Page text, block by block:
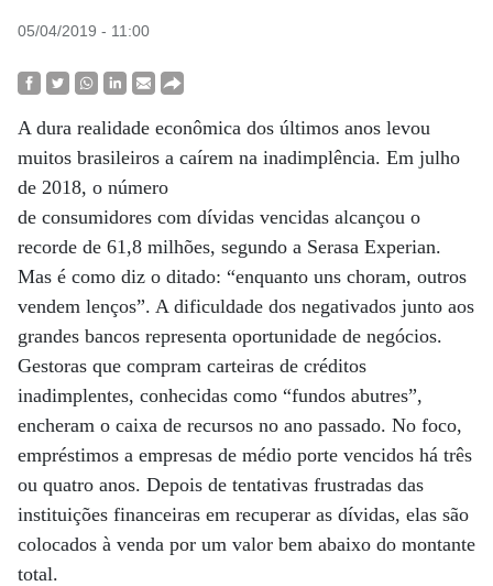
05/04/2019 - 11:00
A dura realidade econômica dos últimos anos levou
muitos brasileiros a caírem na inadimplência. Em julho
de 2018, o número
de consumidores com dívidas vencidas alcançou o
recorde de 61,8 milhões, segundo a Serasa Experian.
Mas é como diz o ditado: “enquanto uns choram, outros
vendem lenços”. A dificuldade dos negativados junto aos
grandes bancos representa oportunidade de negócios.
Gestoras que compram carteiras de créditos
inadimplentes, conhecidas como “fundos abutres”,
encheram o caixa de recursos no ano passado. No foco,
empréstimos a empresas de médio porte vencidos há três
ou quatro anos. Depois de tentativas frustradas das
instituições financeiras em recuperar as dívidas, elas são
colocados à venda por um valor bem abaixo do montante
total.